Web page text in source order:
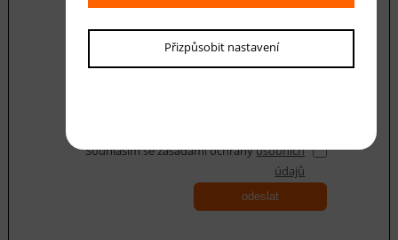
Váš dotaz
Souhlasím se zásadami ochranyosobních
údajů
odeslat
Přizpůsobit nastavení